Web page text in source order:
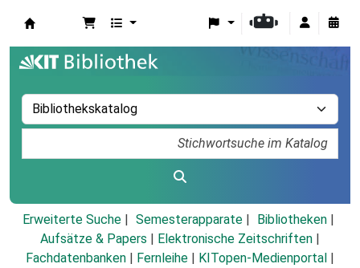
Erweiterte Suche Semesterapparate
Bibliotheken
Aufsätze & Papers
Elektronische Zeitschriften
Fachdatenbanken
Fernleihe KITopen-Medienportal